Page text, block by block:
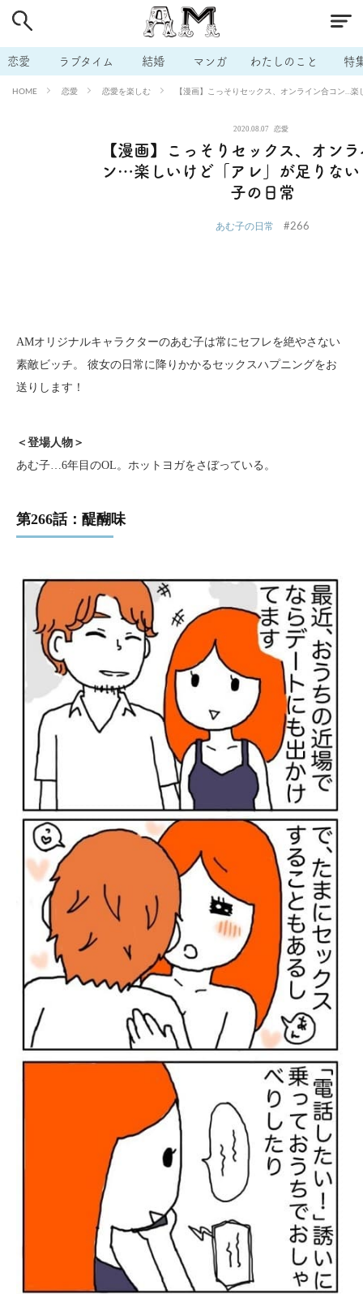
恋愛 ラブタイム 結婚 マンガ わたしのこと 特
HOME 恋愛 恋愛を楽しむ 【漫画】こっそりセックス、オンライン合コン…
2020.08.07 恋愛
【漫画】こっそりセックス、オン
ン…楽しいけど「アレ」が足りない
子の日常
あむ子の日常 #266
AMオリジナルキャラクターのあむ子は常にセフレを絶やさない
素敵ビッチ。 彼女の日常に降りかかるセックスハプニングをお
送りします！
＜登場人物＞
あむ子…6年目のOL。ホットヨガをさぼっている。
第266話：醍醐味
# 男の本音 # セフレ # 不倫
# 出会う方法 # マッチングアプリ # ラブグッズ # 体の相